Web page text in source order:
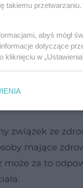
przez
hormony
zdaniem
związek ze
mające
za to
takiemu
abyś mógł
dotyczące
kliknięciu w